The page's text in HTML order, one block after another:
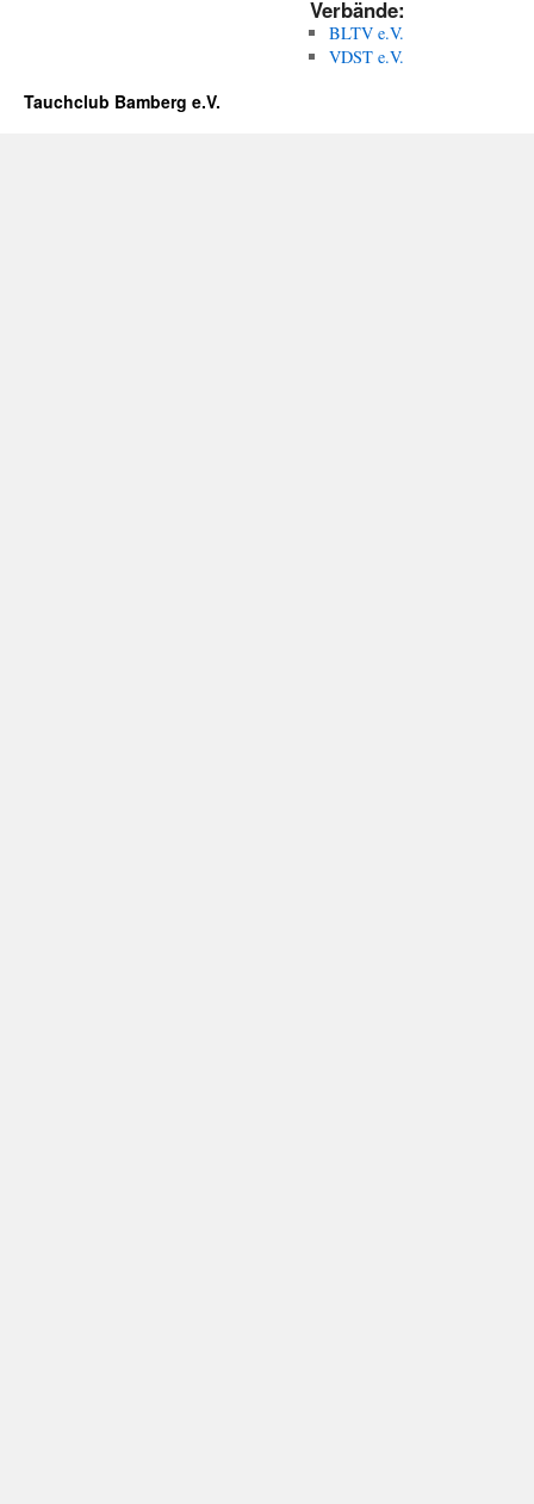
Verbände:
BLTV e.V.
VDST e.V.
Tauchclub Bamberg e.V.